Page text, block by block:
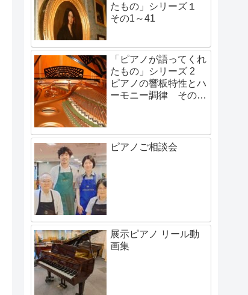
たもの」シリーズ１
その1～41
「ピアノが語ってくれ
たもの」シリーズ 2
ピアノの響板特性とハ
ーモニー調律 その1
ピアノご相談会
展示ピアノ リール動
画集